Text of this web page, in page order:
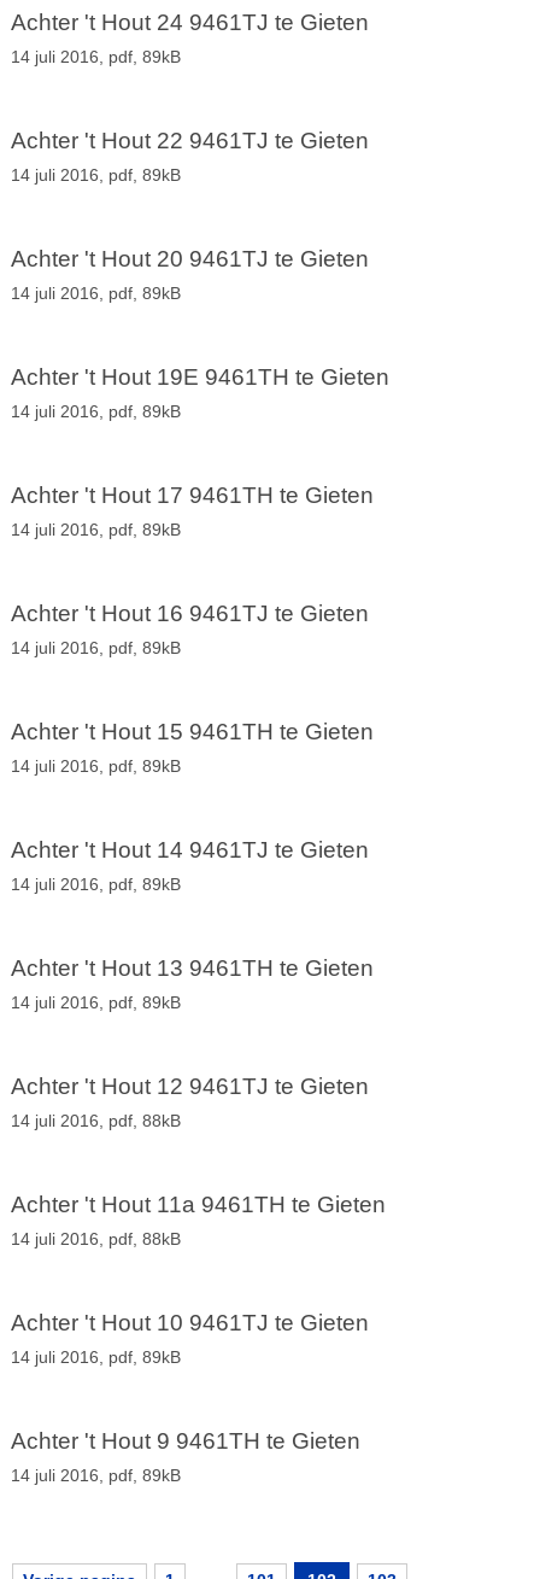
Achter 't Hout 24 9461TJ te Gieten
14 juli 2016, pdf, 89kB
Achter 't Hout 22 9461TJ te Gieten
14 juli 2016, pdf, 89kB
Achter 't Hout 20 9461TJ te Gieten
14 juli 2016, pdf, 89kB
Achter 't Hout 19E 9461TH te Gieten
14 juli 2016, pdf, 89kB
Achter 't Hout 17 9461TH te Gieten
14 juli 2016, pdf, 89kB
Achter 't Hout 16 9461TJ te Gieten
14 juli 2016, pdf, 89kB
Achter 't Hout 15 9461TH te Gieten
14 juli 2016, pdf, 89kB
Achter 't Hout 14 9461TJ te Gieten
14 juli 2016, pdf, 89kB
Achter 't Hout 13 9461TH te Gieten
14 juli 2016, pdf, 89kB
Achter 't Hout 12 9461TJ te Gieten
14 juli 2016, pdf, 88kB
Achter 't Hout 11a 9461TH te Gieten
14 juli 2016, pdf, 88kB
Achter 't Hout 10 9461TJ te Gieten
14 juli 2016, pdf, 89kB
Achter 't Hout 9 9461TH te Gieten
14 juli 2016, pdf, 89kB